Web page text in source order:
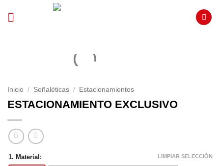
Inicio / Señaléticas / Estacionamientos
ESTACIONAMIENTO EXCLUSIVO
1. Material: LIMPIAR SELECCIÓN